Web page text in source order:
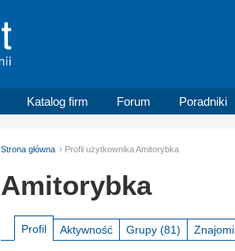
Katalog firm Forum Poradniki
Strona główna Profil użytkownika Amitorybka
Amitorybka
Profil Aktywność Grupy (81) Znajomi